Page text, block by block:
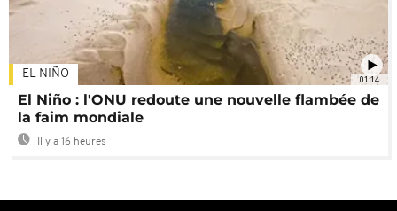
01:14
EL NIÑO
El Niño : l'ONU redoute une nouvelle flambée de
la faim mondiale
Il y a 16 heures